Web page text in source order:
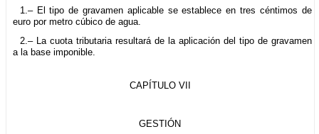
1.– El tipo de gravamen aplicable se establece en tres céntimos de
euro por metro cúbico de agua.
2.– La cuota tributaria resultará de la aplicación del tipo de gravamen
a la base imponible.
CAPÍTULO VII
GESTIÓN